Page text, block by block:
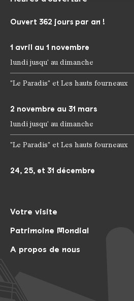
Votre visite
Patrimoine Mondial
A propos de nous
Ouvert 362 jours par an !
1 avril au 1 novembre
lundi jusqu' au dimanche
"Le Paradis" et Les hauts fourneaux
2 novembre au 31 mars
lundi jusqu' au dimanche
"Le Paradis" et Les hauts fourneaux
24, 25, et 31 décembre